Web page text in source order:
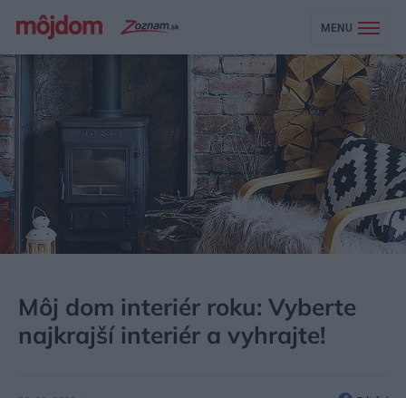
MENU
Môj dom interiér roku: Vyberte
najkrajší interiér a vyhrajte!